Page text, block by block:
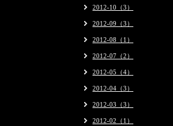
2012-10（3）
2012-09（3）
2012-08（1）
2012-07（2）
2012-05（4）
2012-04（3）
2012-03（3）
2012-02（1）